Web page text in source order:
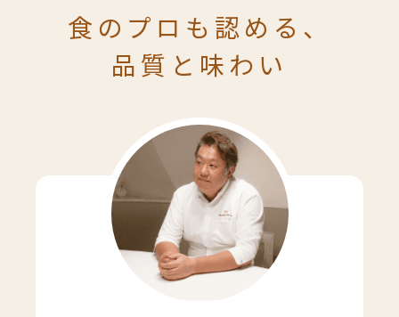
食のプロも認める、
品質と味わい